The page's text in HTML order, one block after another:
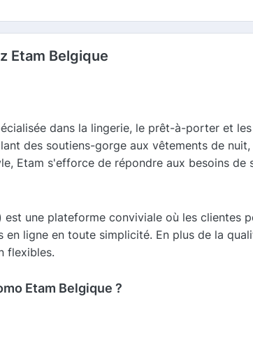
Etam Belgique
dans la lingerie, le prêt-à-porter et
des soutiens-gorge aux vêtements de
Etam s'efforce de répondre aux besoins
une plateforme conviviale où les clientes
ligne en toute simplicité. En plus de la
flexibles.
Etam Belgique ?